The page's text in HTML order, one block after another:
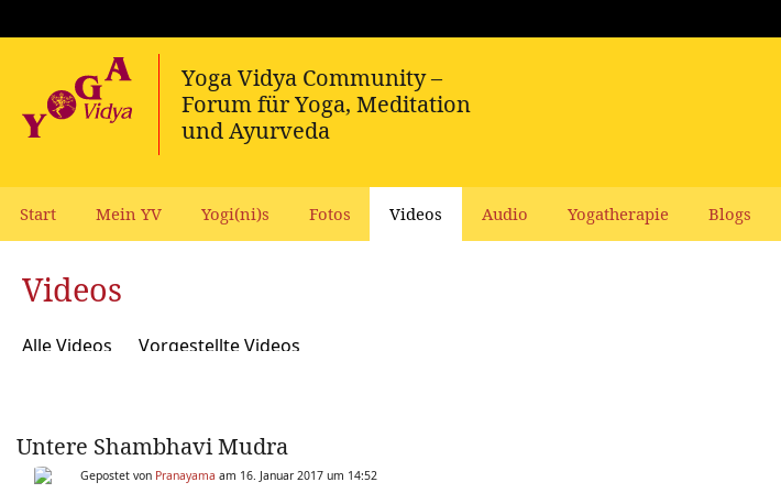
Start Mein YV Yogi(ni)s Fotos Videos Audio Yogatherapie Blogs
Videos
Alle Videos Vorgestellte Videos
Untere Shambhavi Mudra
Gepostet von Pranayama am 16. Januar 2017 um 14:52